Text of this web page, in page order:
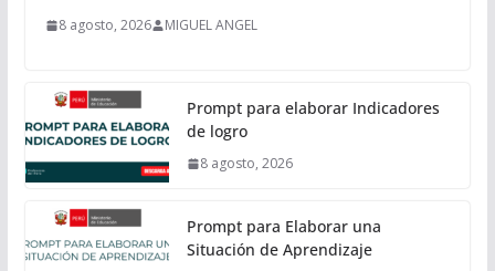
8 agosto, 2026 MIGUEL ANGEL
Prompt para elaborar Indicadores
de logro
8 agosto, 2026
Prompt para Elaborar una
Situación de Aprendizaje